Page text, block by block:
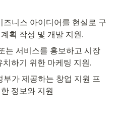
즈니스 아이디어를 현실로 구
획 작성 및 개발 지원.
는 서비스를 홍보하고 시장
하기 위한 마케팅 지원.
부가 제공하는 창업 지원 프
정보와 지원